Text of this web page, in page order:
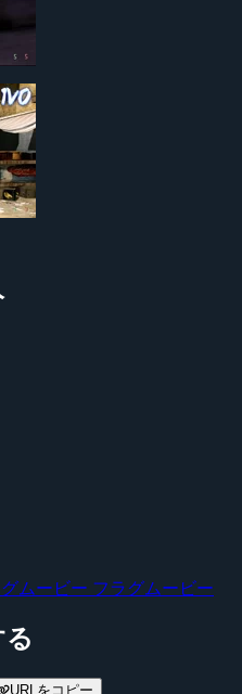
ムービー フラグムービー
URLをコピー